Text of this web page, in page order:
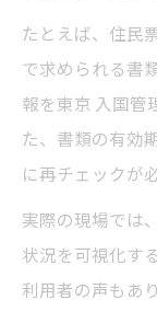
たとえば、住民
で求められる書
報を東京 入国管
た、書類の有効
に再チェックが
実際の現場では
状況を可視化す
利用者の声もあ